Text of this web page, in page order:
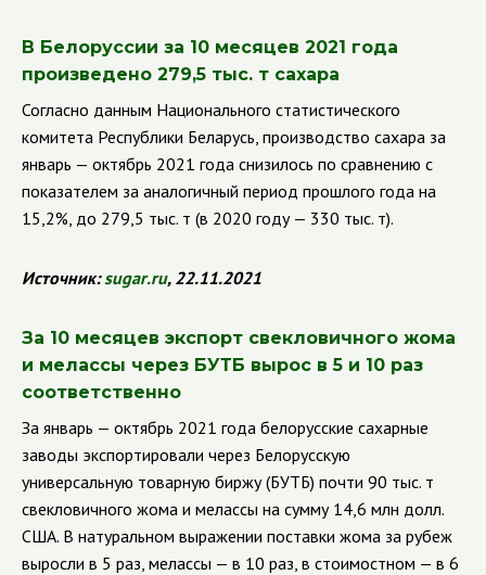
В Белоруссии за 10 месяцев 2021 года
произведено 279,5 тыс. т сахара
Согласно данным Национального статистического
комитета Республики Беларусь, производство сахара за
январь — октябрь 2021 года снизилось по сравнению с
показателем за аналогичный период прошлого года на
15,2%, до 279,5 тыс. т (в 2020 году — 330 тыс. т).
Источник:sugar.ru, 22.11.2021
За 10 месяцев экспорт свекловичного жома
и мелассы через БУТБ вырос в 5 и 10 раз
соответственно
За январь — октябрь 2021 года белорусские сахарные
заводы экспортировали через Белорусскую
универсальную товарную биржу (БУТБ) почти 90 тыс. т
свекловичного жома и мелассы на сумму 14,6 млн долл.
США. В натуральном выражении поставки жома за рубеж
выросли в 5 раз, мелассы — в 10 раз, в стоимостном — в 6